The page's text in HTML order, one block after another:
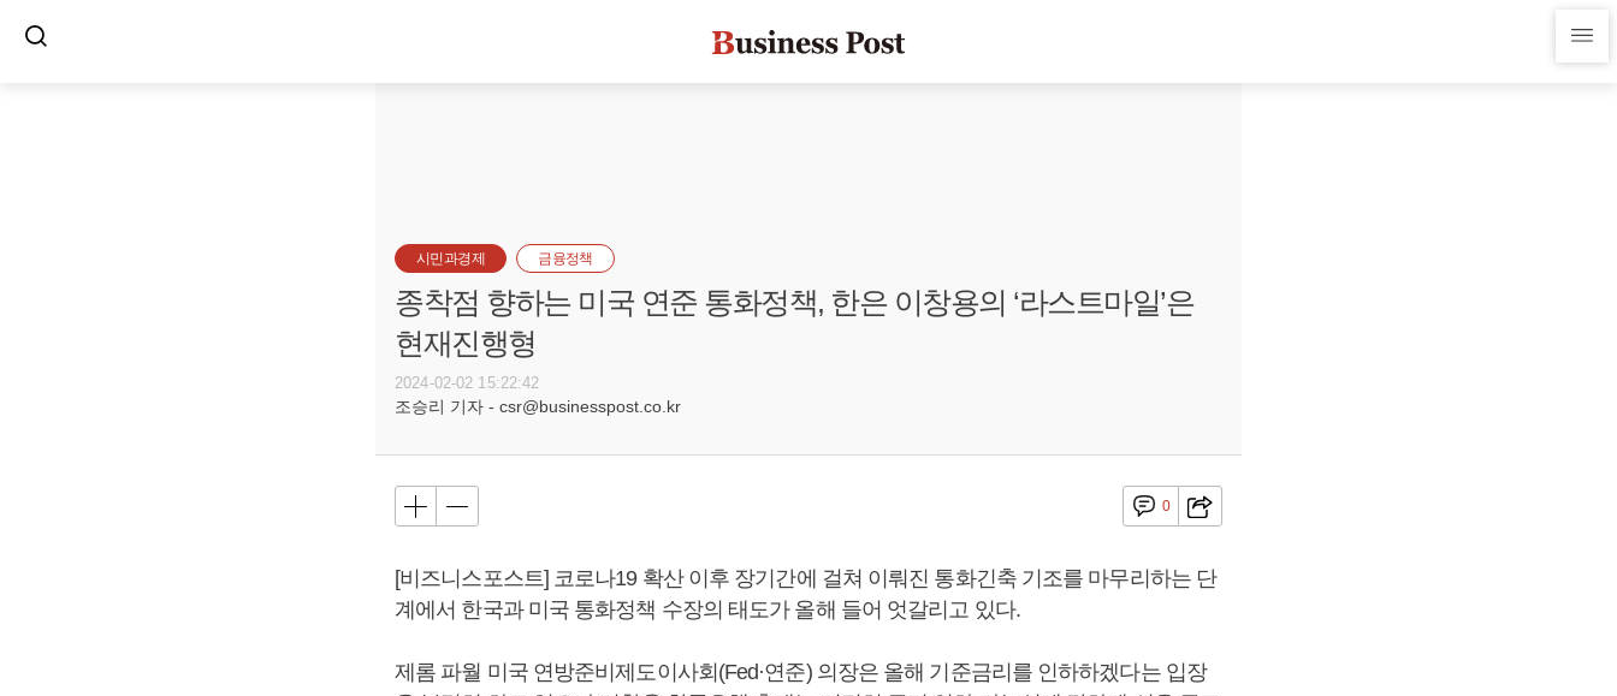
시민과경제 금융정책
종착점 향하는 미국 연준 통화정책, 한은 이창용의 ‘라스트마일’은
현재진행형
2024-02-02 15:22:42
조승리 기자 - csr@businesspost.co.kr
0
[비즈니스포스트] 코로나19 확산 이후 장기간에 걸쳐 이뤄진 통화긴축 기조를 마무리하는 단
계에서 한국과 미국 통화정책 수장의 태도가 올해 들어 엇갈리고 있다.
제롬 파월 미국 연방준비제도이사회(Fed·연준) 의장은 올해 기준금리를 인하하겠다는 입장